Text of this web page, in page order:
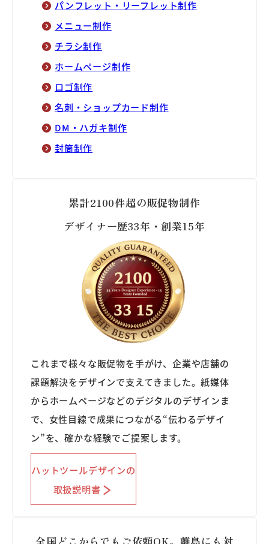
パンフレット・リーフレット制作
メニュー制作
チラシ制作
ホームページ制作
ロゴ制作
名刺・ショップカード制作
DM・ハガキ制作
封筒制作
累計2100件超の販促物制作
デザイナー歴33年・創業15年
これまで様々な販促物を手がけ、企業や店舗の
課題解決をデザインで支えてきました。紙媒体
からホームページなどのデジタルのデザインま
で、女性目線で成果につながる“伝わるデザイ
ン”を、確かな経験でご提案します。
ハットツールデザインの
取扱説明書
全国どこからでもご依頼OK。離島にも対